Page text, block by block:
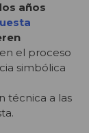
años
el proceso
simbólica
técnica a las